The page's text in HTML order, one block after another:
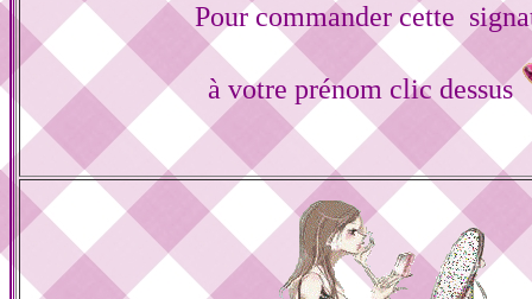
Pour commander cette
à votre prénom clic dessus